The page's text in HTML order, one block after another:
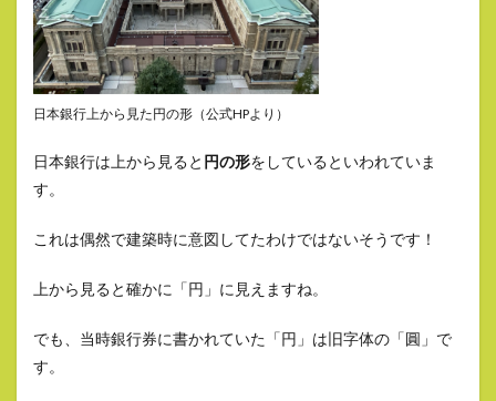
日本銀行上から見た円の形（公式HPより）
日本銀行は上から見ると 円の形をしているといわれていま
す。
これは偶然で建築時に意図してたわけではないそうです！
上から見ると確かに「円」に見えますね。
でも、当時銀行券に書かれていた「円」は旧字体の「圓」で
す。